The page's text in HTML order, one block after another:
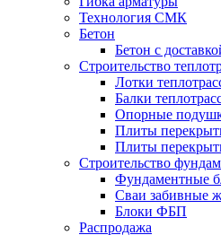
Технология СМК
Бетон
Бетон с
Строительство
Лотки
Балки
Опорные
Плиты
Плиты
Строительство
Фундаментные
Сваи забивные
Блоки ФБП
Распродажа